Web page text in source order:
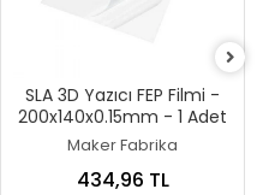
SLA 3D Yazıcı FEP Filmi -
200x140x0.15mm - 1 Adet
Maker Fabrika
434,96 TL